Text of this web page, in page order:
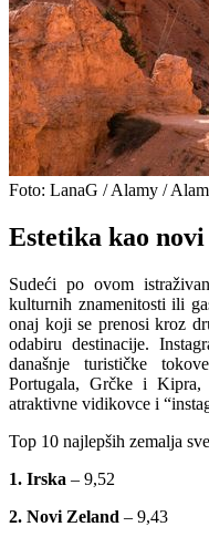
Foto: LanaG / Alamy /
Estetika kao
Sudeći po ovom
kulturnih znamenitosti ili
onaj koji se prenosi kroz
odabiru destinacije.
današnje turističke
Portugala, Grčke i Kipra,
atraktivne vidikovce i
Top 10 najlepših zemalja
1. Irska – 9,52
2. Novi Zeland – 9,43